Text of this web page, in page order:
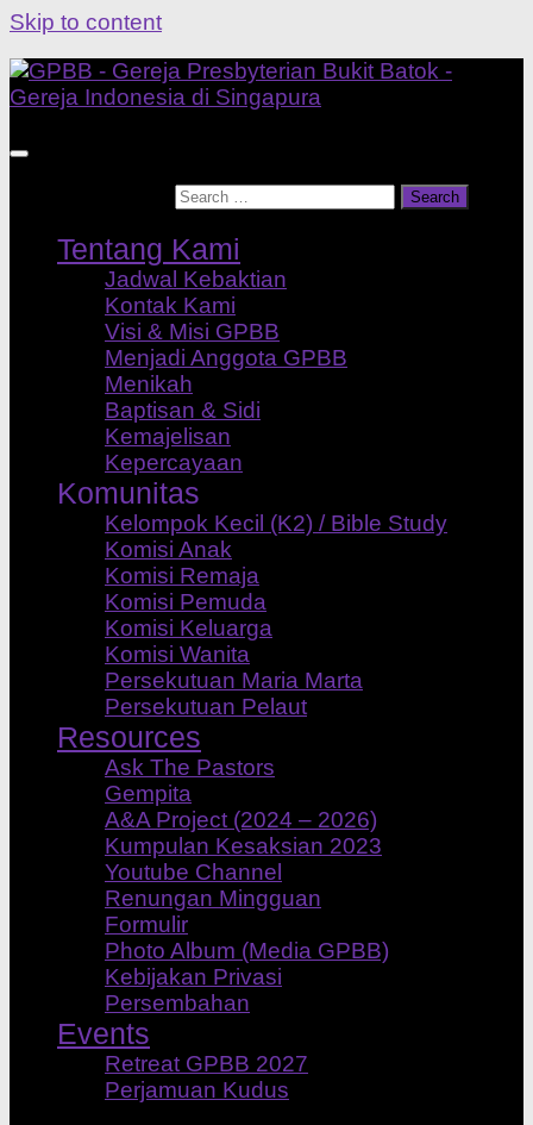
Skip to content
Tentang Kami
Jadwal Kebaktian
Kontak Kami
Visi & Misi GPBB
Menjadi Anggota GPBB
Menikah
Baptisan & Sidi
Kemajelisan
Kepercayaan
Komunitas
Kelompok Kecil (K2) / Bible Study
Komisi Anak
Komisi Remaja
Komisi Pemuda
Komisi Keluarga
Komisi Wanita
Persekutuan Maria Marta
Persekutuan Pelaut
Resources
Ask The Pastors
Gempita
A&A Project (2024 – 2026)
Kumpulan Kesaksian 2023
Youtube Channel
Renungan Mingguan
Formulir
Photo Album (Media GPBB)
Kebijakan Privasi
Persembahan
Events
Retreat GPBB 2027
Perjamuan Kudus